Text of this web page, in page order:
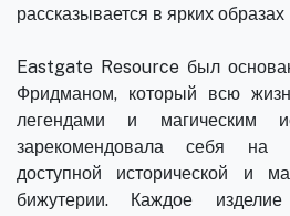
рассказывается в ярких образах
Eastgate Resource был
Фридманом, который всю
легендами и магическим
зарекомендовала себя на
доступной исторической и
бижутерии. Каждое